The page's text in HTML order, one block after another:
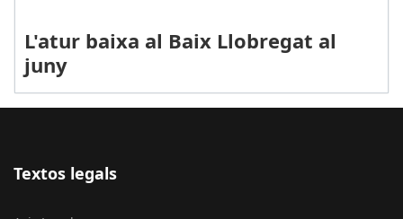
L'atur baixa al Baix Llobregat al
juny
Textos legals